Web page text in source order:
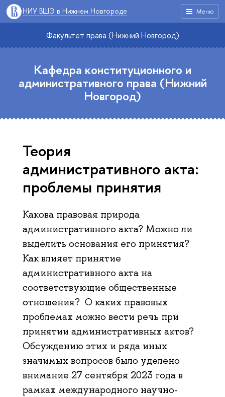
Меню
НИУ ВШЭ в Нижнем Новгороде
Факультет права (Нижний Новгород)
Кафедра конституционного и
административного права (Нижний
Новгород)
Теория
административного акта:
проблемы принятия
Какова правовая природа
административного акта? Можно ли
выделить основания его принятия?
Как влияет принятие
административного акта на
соответствующие общественные
отношения? О каких правовых
проблемах можно вести речь при
принятии административных актов?
Обсуждению этих и ряда иных
значимых вопросов было уделено
внимание 27 сентября 2023 года в
рамках международного научно-